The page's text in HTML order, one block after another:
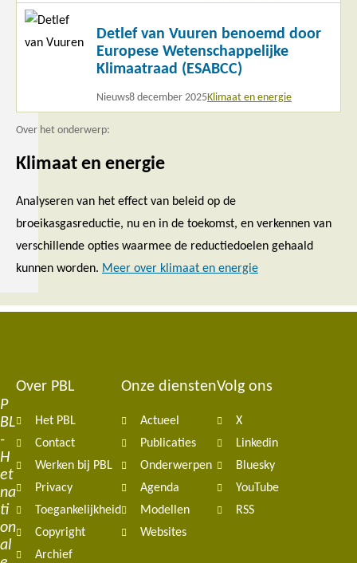
Detlef van Vuuren benoemd door
Europese Wetenschappelijke
Klimaatraad (ESABCC)
Nieuws8 december 2025Klimaat en energie
Lees
meer
Over het onderwerp:
Klimaat en energie
Analyseren van het effect van beleid op de
broeikasgasreductie, nu en in de toekomst, en verkennen van
verschillende opties waarmee de reductiedoelen gehaald
kunnen worden. Meer over klimaat en energie
P
BL
-
H
et
na
ti
on
al
Footer
navigation
Over PBL
Het PBL
Contact
Werken bij PBL
Privacy
Toegankelijkheid
Copyright
Archief
Onze diensten
Actueel
Publicaties
Onderwerpen
Agenda
Modellen
Websites
Volg ons
X
Linkedin
Bluesky
YouTube
RSS